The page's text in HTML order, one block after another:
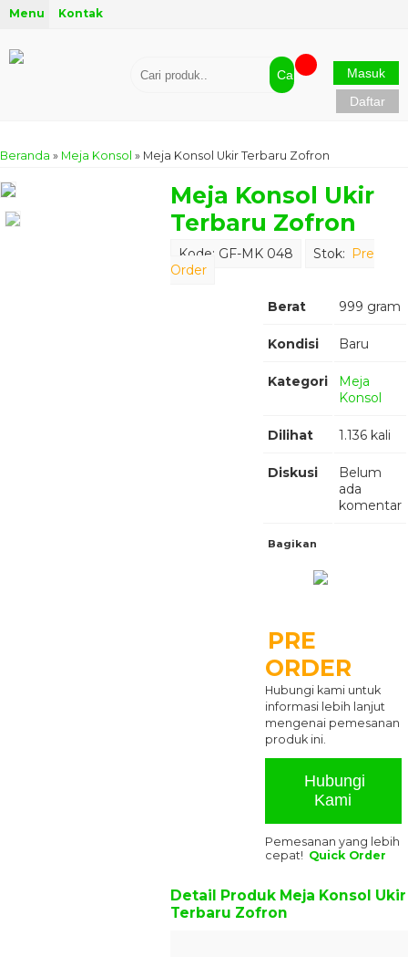
Menu Kontak
Cari
Masuk
Daftar
Beranda » Meja Konsol » Meja Konsol Ukir Terbaru Zofron
Meja Konsol Ukir
Terbaru Zofron
Kode: GF-MK 048 Stok: Pre
Order
Berat 999 gram
Kondisi Baru
Kategori
Meja
Konsol
Dilihat 1.136 kali
Diskusi
Belum
ada
komentar
Bagikan
PRE
ORDER
Hubungi kami untuk
informasi lebih lanjut
mengenai pemesanan
produk ini.
Hubungi
Kami
Pemesanan yang lebih
cepat! Quick Order
Detail Produk Meja Konsol Ukir
Terbaru Zofron